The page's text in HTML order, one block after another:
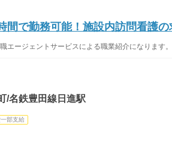
間で勤務可能！施設内訪問看護の
エージェントサービスによる職業紹介になります
/名鉄豊田線日進駅
部支給